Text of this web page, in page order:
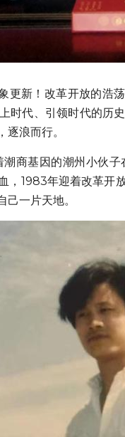
时代、引领时代的历
浪而行。
，1983年迎着改革开
一片天地。